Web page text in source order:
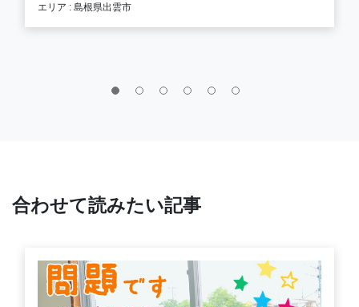
エリア : 島根県出雲市
合わせて読みたい記事